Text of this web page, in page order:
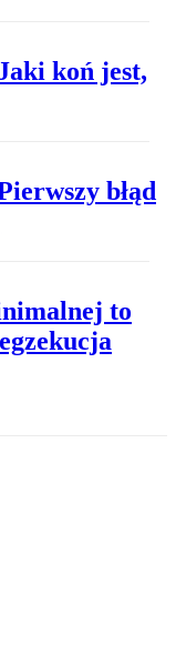
koń jest,
błąd
to